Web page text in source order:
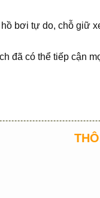
bơi tự do, chỗ giữ
đã có thể tiếp cận